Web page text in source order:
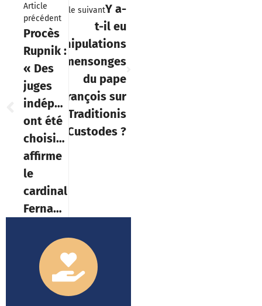
Article
précédent
Procès
Rupnik :
« Des
juges
indépendants
ont été
choisis »,
affirme
le
cardinal
Fernandez
Article suivantY a-
t-il eu
manipulations
et mensonges
du pape
François sur
Traditionis
Custodes ?